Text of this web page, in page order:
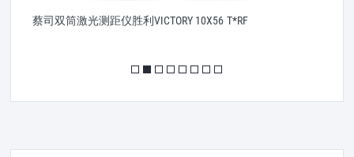
蔡司双筒激光测距仪胜利VICTORY 10X56 T*RF